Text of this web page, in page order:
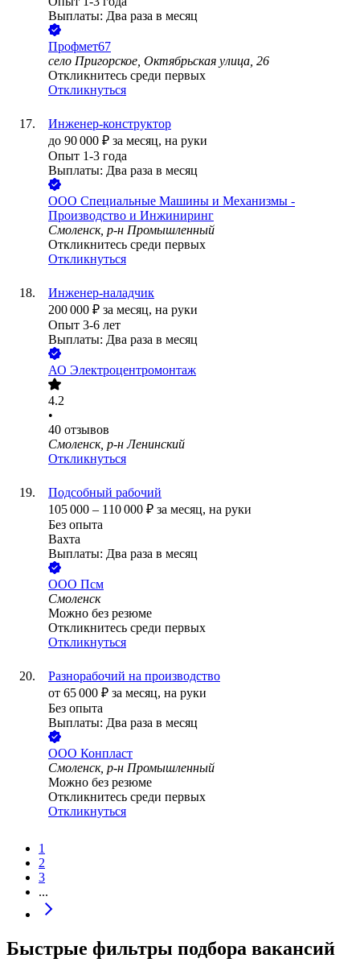
Выплаты: Два раза в месяц
Профмет67
село Пригорское, Октябрьская улица, 26
Откликнитесь среди первых
Откликнуться
Инженер-конструктор
до 90 000 ₽ за месяц, на руки
Опыт 1-3 года
Выплаты: Два раза в месяц
ООО Специальные Машины и Механизмы -
Производство и Инжиниринг
Смоленск, р-н Промышленный
Откликнитесь среди первых
Откликнуться
Инженер-наладчик
200 000 ₽ за месяц, на руки
Опыт 3-6 лет
Выплаты: Два раза в месяц
АО Электроцентромонтаж
4.2
•
40 отзывов
Смоленск, р-н Ленинский
Откликнуться
Подсобный рабочий
105 000 – 110 000 ₽ за месяц, на руки
Без опыта
Вахта
Выплаты: Два раза в месяц
ООО Псм
Смоленск
Можно без резюме
Откликнитесь среди первых
Откликнуться
Разнорабочий на производство
от 65 000 ₽ за месяц, на руки
Без опыта
Выплаты: Два раза в месяц
ООО Конпласт
Смоленск, р-н Промышленный
Можно без резюме
Откликнитесь среди первых
Откликнуться
1
2
3
...
Быстрые фильтры подбора вакансий